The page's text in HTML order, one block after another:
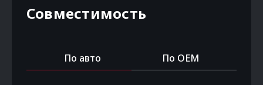
Совместимость
По авто По OEM